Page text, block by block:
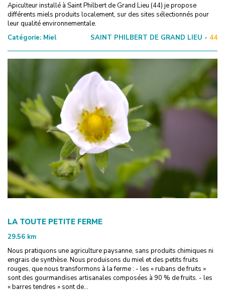
Apiculteur installé à Saint Philbert de Grand Lieu (44) je propose
différents miels produits localement, sur des sites sélectionnés pour
leur qualité environnementale.
Catégorie: Miel SAINT PHILBERT DE GRAND LIEU - 44
LA TOUTE PETITE FERME
29.56 km
Nous pratiquons une agriculture paysanne, sans produits chimiques ni
engrais de synthèse. Nous produisons du miel et des petits fruits
rouges, que nous transformons à la ferme : - les « rubans de fruits »
sont des gourmandises artisanales composées à 90 % de fruits. - les
« barres tendres » sont de...